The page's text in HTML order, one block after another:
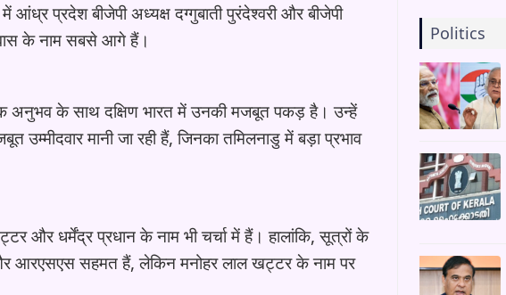
आंध्र प्रदेश बीजेपी अध्यक्ष दग्गुबाती पुरंदेश्वरी और बीजेपी
के नाम सबसे आगे हैं।
अनुभव के साथ दक्षिण भारत में उनकी मजबूत पकड़ है। उन्हें
उम्मीदवार मानी जा रही हैं, जिनका तमिलनाडु में बड़ा प्रभाव
और धर्मेंद्र प्रधान के नाम भी चर्चा में हैं। हालांकि, सूत्रों के
और आरएसएस सहमत हैं, लेकिन मनोहर लाल खट्टर के नाम पर
Politics